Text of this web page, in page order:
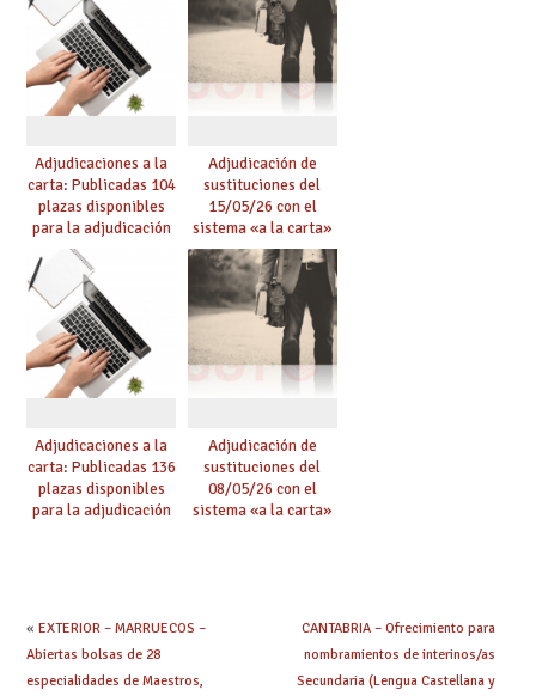
Adjudicaciones a la
carta: Publicadas 104
plazas disponibles
para la adjudicación
de mañana y abierto
plazo de solicitudes
Adjudicación de
sustituciones del
15/05/26 con el
sistema «a la carta»
conseguido con el
Acuerdo de Mejoras
Adjudicaciones a la
carta: Publicadas 136
plazas disponibles
para la adjudicación
Adjudicación de
sustituciones del
08/05/26 con el
sistema «a la carta»
« EXTERIOR – MARRUECOS –
Abiertas bolsas de 28
especialidades de Maestros,
CANTABRIA – Ofrecimiento para
nombramientos de interinos/as
Secundaria (Lengua Castellana y